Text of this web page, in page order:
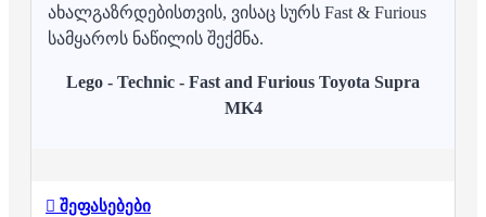
ახალგაზრდებისთვის, ვისაც სურს Fast & Furious
სამყაროს ნაწილის შექმნა.
Lego - Technic - Fast and Furious Toyota Supra
MK4
შეფასებები